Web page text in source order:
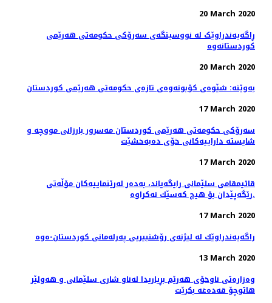
20 March 2020
ڕاگەیەندراوێک لە نووسینگەی سەرۆکی حکومەتی هەرێمی
کوردستانەوە
20 March 2020
بەوێنە: شێوەی کۆبونەوەی تازەی حکومەتی هەرێمی کوردستان
17 March 2020
سەرۆکی حکومەتی هەرێمی کوردستان مەسرور بارزانی مووچە و
شایستە داراییەکانی خۆی دەبەخشێت
17 March 2020
قائیمقامی سلێمانی رایگه‌یاند، به‌ده‌ر له‌رێنماییه‌كان مۆڵه‌تی
رێگه‌پێدان بۆ هیچ كه‌سێك نه‌كراوه‌.
17 March 2020
راگه‌یه‌ندراوێك لە لیژنەی رۆشنبیریی پەرلەمانی كوردستان-ەوە
13 March 2020
وەزارەتی ناوخۆی هەرێم بڕیاریدا لەناو شاری سلێمانی و هەولێر
هاتوچۆ قەدەغە بکرێت